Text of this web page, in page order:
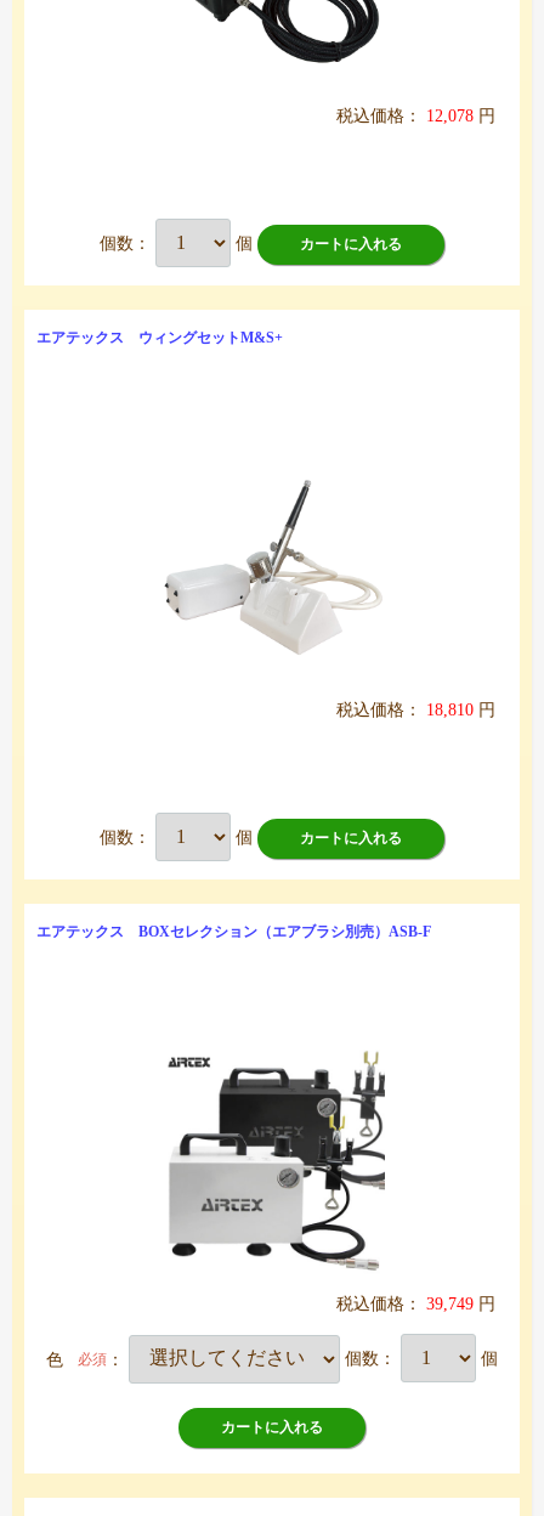
税込価格： 12,078 円
個数： 個 カートに入れる
エアテックス ウィングセットM&S+
税込価格： 18,810 円
個数： 個 カートに入れる
エアテックス BOXセレクション（エアブラシ別売）ASB-F
税込価格： 39,749 円
色 必須 ： 個数： 個
カートに入れる